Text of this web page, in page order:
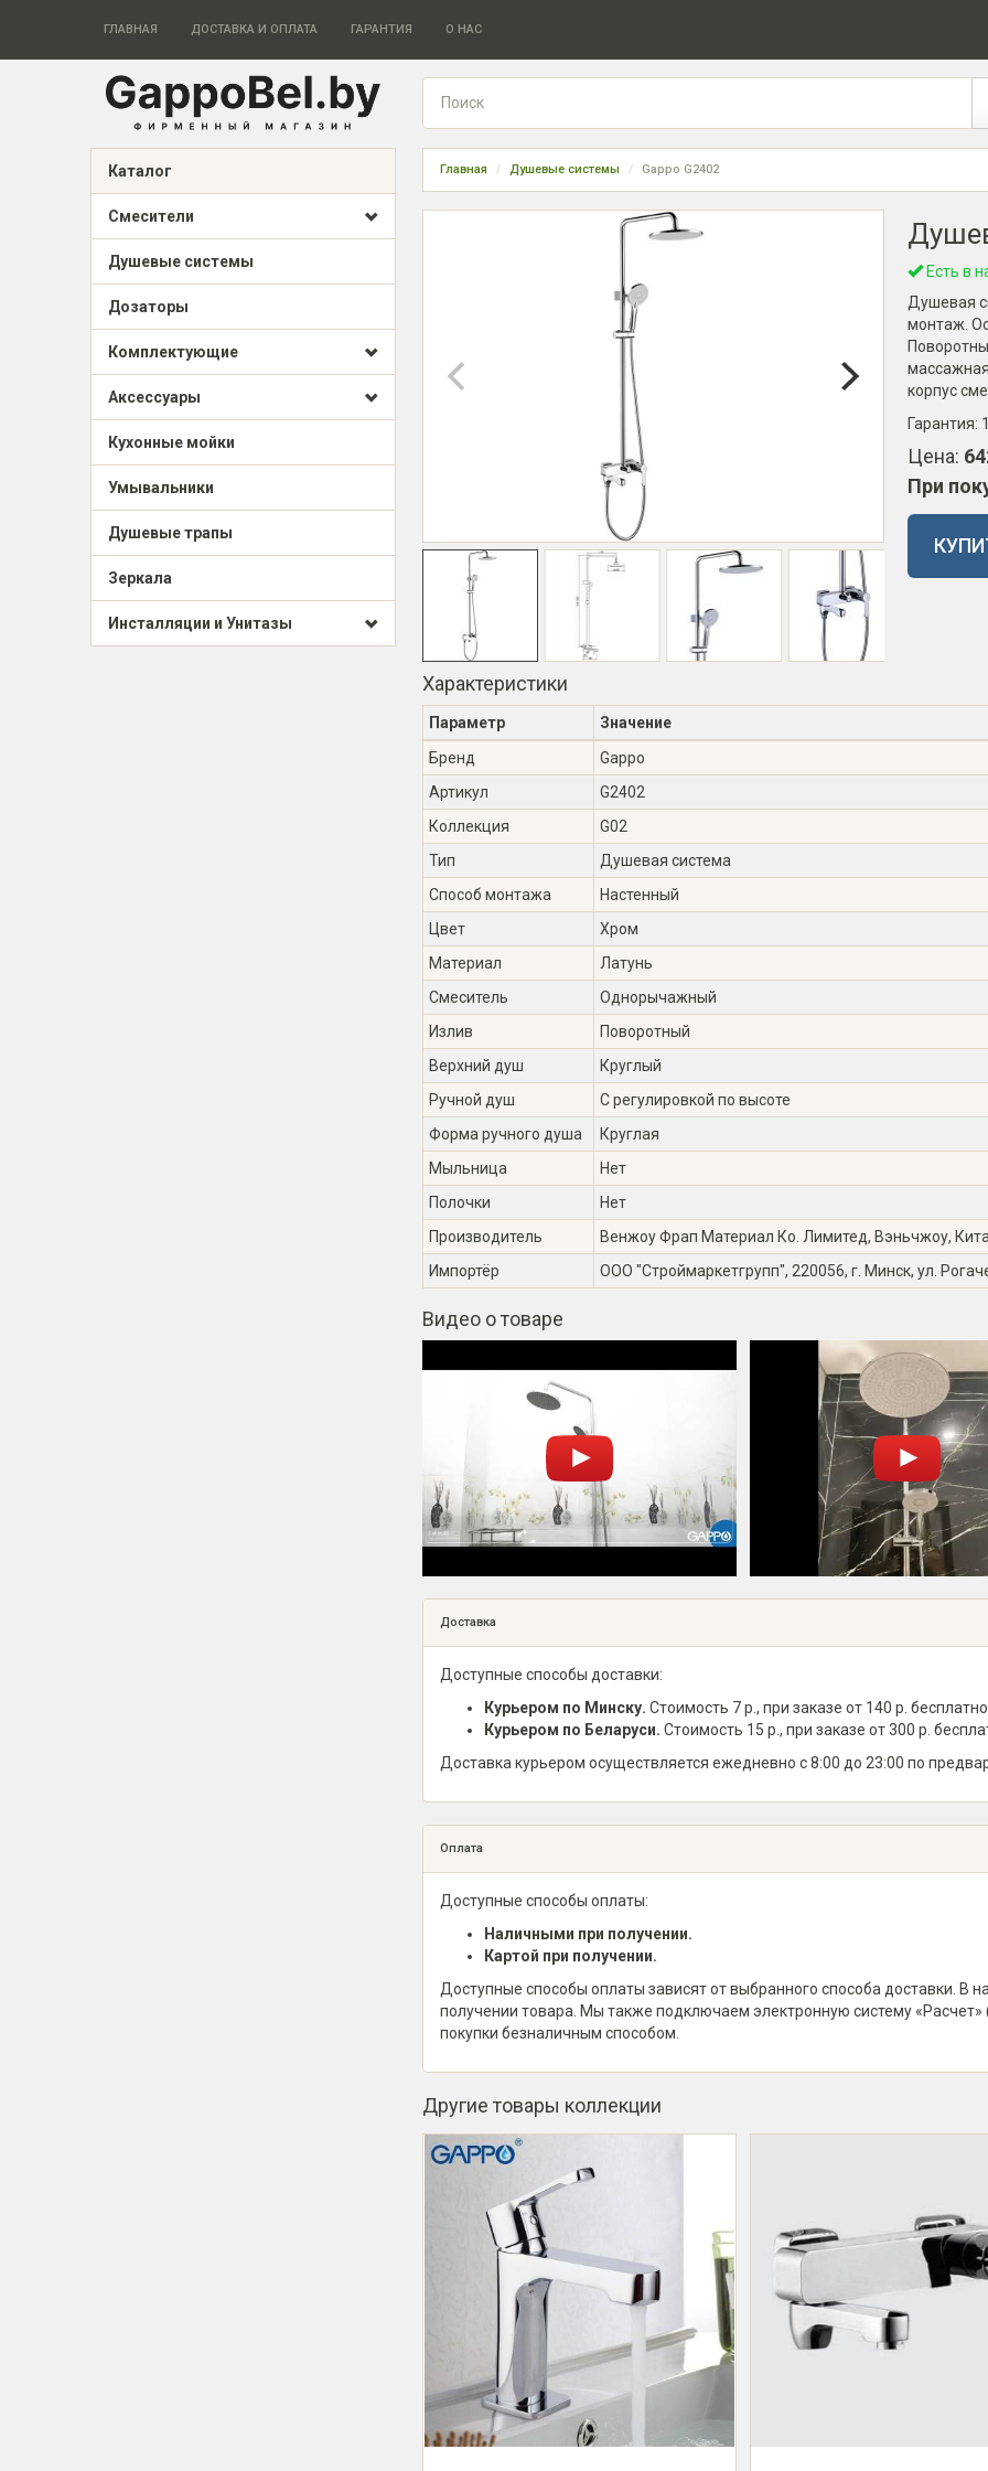
ГЛАВНАЯ ДОСТАВКА И ОПЛАТА ГАРАНТИЯ О НАС
Каталог
Смесители
Душевые системы
Дозаторы
Комплектующие
Аксессуары
Кухонные мойки
Умывальники
Душевые трапы
Зеркала
Инсталляции и Унитазы
Главная Душевые системы Gappo G2402
Есть в
Душевая
монтаж.
корпус
Гарантия:
Цена:
При
Характеристики
Параметр
Значение
Бренд
Gappo
Артикул
G2402
Коллекция
G02
Тип
Душевая система
Способ монтажа
Настенный
Цвет
Хром
Материал
Латунь
Смеситель
Однорычажный
Излив
Поворотный
Верхний душ
Круглый
Ручной душ
С регулировкой по высоте
Форма ручного душа
Круглая
Мыльница
Нет
Полочки
Нет
Производитель
Венжоу Фрап Материал Ко. Лимитед, Вэньчжоу,
Импортёр
ООО "Строймаркетгрупп", 220056, г. Минск, ул.
Видео о товаре
Доставка
Доступные способы доставки:
Курьером по Минску. Стоимость 7 р., при заказе от 140 р.
Курьером по Беларуси. Стоимость 15 р., при заказе от 300 р.
Доставка курьером осуществляется ежедневно с 8:00 до 23:00 по
Оплата
Доступные способы оплаты:
Наличными при получении.
Картой при получении.
Доступные способы оплаты зависят от выбранного способа доставки. В
получении товара. Мы также подключаем электронную систему
покупки безналичным способом.
Другие товары коллекции